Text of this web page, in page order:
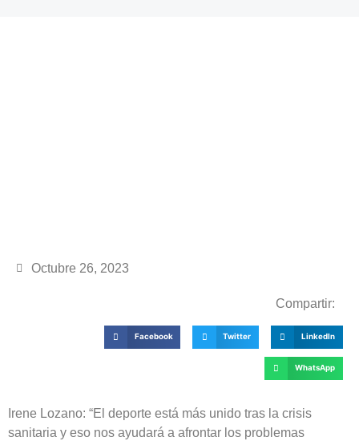
Octubre 26, 2023
Compartir:
Facebook Twitter LinkedIn
WhatsApp
Irene Lozano: “El deporte está más unido tras la crisis
sanitaria y eso nos ayudará a afrontar los problemas